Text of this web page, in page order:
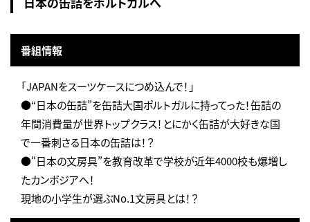
番組情報
「JAPANをスーツケースにつめ込んで！」
●“日本の缶詰”を缶詰大国ポルトガルに持ってった！缶詰の
年間消費量が世界トップクラス！とにかく缶詰が大好きな国
で一番刺さる日本の缶詰は！？
●“日本の文房具”を教育改革で学校が近年4000校も爆増し
たカンボジアへ！
現地の小学生が選ぶNo.1文房具とは！？